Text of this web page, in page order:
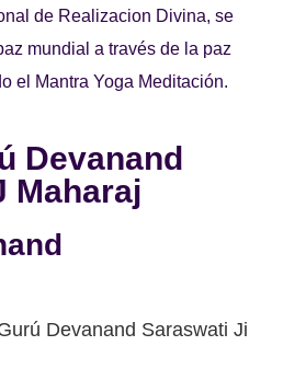
de Realizacion Divina, se
mundial a través de la paz
el Mantra Yoga Meditación.
Devanand
Maharaj
Devanand Saraswati Ji